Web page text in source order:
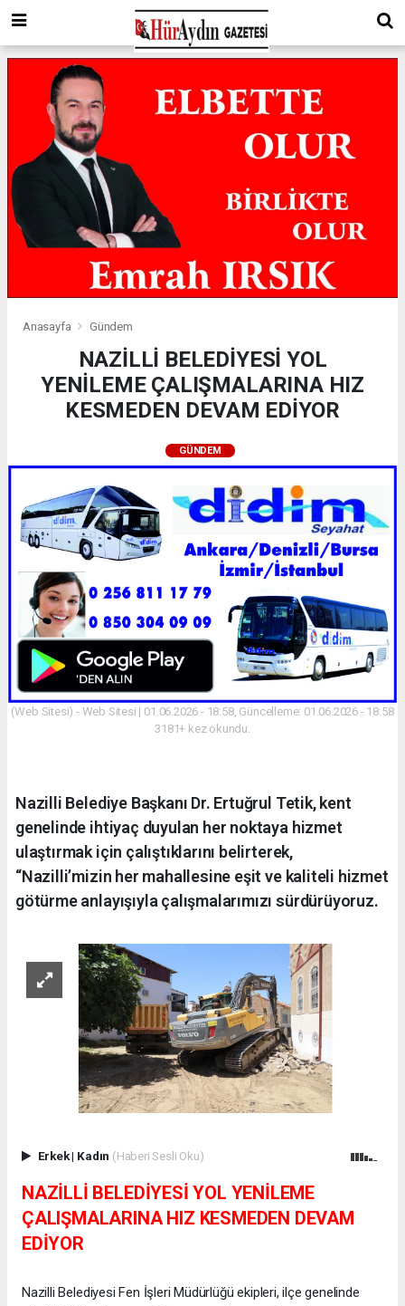
Anasayfa Gündem
NAZİLLİ BELEDİYESİ YOL
YENİLEME ÇALIŞMALARINA HIZ
KESMEDEN DEVAM EDİYOR
GÜNDEM
(Web Sitesi) - Web Sitesi | 01.06.2026 - 18:58, Güncelleme: 01.06.2026 - 18:58
3181+ kez okundu.
Nazilli Belediye Başkanı Dr. Ertuğrul Tetik, kent
genelinde ihtiyaç duyulan her noktaya hizmet
ulaştırmak için çalıştıklarını belirterek,
“Nazilli’mizin her mahallesine eşit ve kaliteli hizmet
götürme anlayışıyla çalışmalarımızı sürdürüyoruz.
Erkek| Kadın (Haberi Sesli Oku)
NAZİLLİ BELEDİYESİ YOL YENİLEME
ÇALIŞMALARINA HIZ KESMEDEN DEVAM
EDİYOR
Nazilli Belediyesi Fen İşleri Müdürlüğü ekipleri, ilçe genelinde